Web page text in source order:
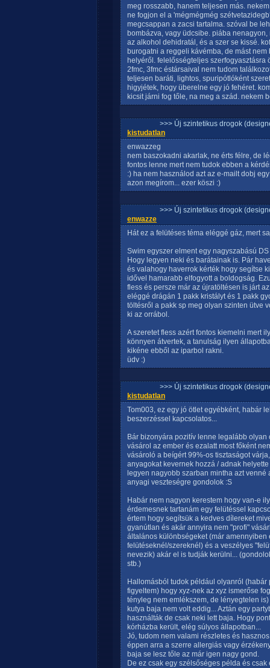
meg rosszabb, hanem teljesen más.
ne fogjon el a 'mégmégmég
megcsappan a zacsi tartalma. szóval be
bombázva, vagy üdcsibe. piába
az alkohol dehidratál, és a szer se kissé.
burogatni a reggeli kávémba, de mást
helyéről. felelősségteljes szerfogyasztásra
2fmc, 3fmc éstársaival nem tudom
teljesen baráti, lightos, spuripótlóként
higyjétek, hogy überelne egy jó fehéret.
kicsit járni fog tőle, na meg a szád. nekem
>>> Új szintetikus drogok
kistudatlan
enwazzeg
nem baszokadni akarlak, ne érts félre, de
fontos lenne mert nem tudok ebben a
:) ha nem használod azt az e-mailt dobj
azon megírom... ezer köszi :)
>>> Új szintetikus drogok
enwazze
Hát ez a felütéses téma eléggé gáz, mert
Swim egyszer elment egy nagyszabású
Hogy legyen neki és barátainak is. Pár
és valahogy haverrok kérték hogy segítse
idővel hamarabb elfogyott a boldogság.
fless és persze már az újratöltésen is járt
eléggé drágán 1 pakk kristályt és 1 pakk
töltésről a pakk sp meg olyan szinten ütve
ki az orrábol.
A szeretet fless azért fontos kiemelni mert
könnyen átvertek, a tanulság ilyen
kikéne ebből az iparbol rakni.
üdv :)
>>> Új szintetikus drogok
kistudatlan
Tom003, ez egy jó ötlet egyébként, habár
beszerzéssel kapcsolatos...
Bár bizonyára pozitív lenne legalább
vásárol az ember és ezalatt most főként
vásároló a beígért 99%-os tisztaságot
anyagokat kevernek hozzá / adnak
legyen nagyobb szarban mintha azt
anyagi veszteségre gondolok :S
Habár nem nagyon kerestem hogy van-e
érdemesnek tartanám egy felütéssel
értem hogy segítsük a kedves dílereket
gyanútlan és akár annyira nem "profi"
általános különbségeket (már
felütéseknél/szereknél) és a veszélyes
nevezik) akár el is tudják kerülni...
stb.)
Hallomásból tudok például olyanról
figyeltem) hogy xyz-nek az xyz ismerőse
tényleg nem emlékszem, de lényegtelen
kutya baja nem volt eddig... Aztán egy
használták de csak neki lett baja. Hogy
kórházba került, elég súlyos állapotban...
Jó, tudom nem valami részletes és
éppen arra a szerre allergiás vagy
baja se lesz tőle az már igen nagy gond.
De ez csak egy szélsőséges példa és